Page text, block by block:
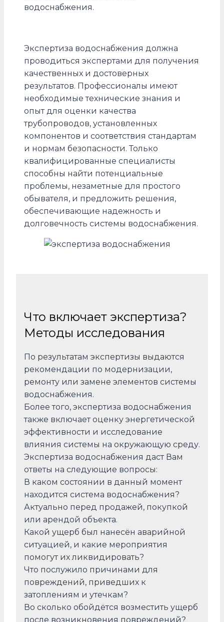
водоснабжения.
Экспертиза водоснабжения должна
проводиться экспертами для получения
качественных и достоверных
результатов. Профессионалы имеют
необходимые технические знания и
опыт для оценки качества
трубопроводов, установленных
компонентов и соответствия стандартам
и нормам безопасности. Только
квалифицированные специалисты
способны найти потенциальные
проблемы, незаметные для простого
обывателя, и предложить решения,
обеспечивающие надежность и
долговечность системы водоснабжения.
Что включает экспертиза?
Методы исследования
По результатам экспертизы выдаются
рекомендации по модернизации,
ремонту или замене элементов системы
водоснабжения.
Более того, экспертиза водоснабжения
также включает оценку энергетической
эффективности и исследование
влияния системы на окружающую среду.
Экспертиза водоснабжения даст Вам
ответы на следующие вопросы:
В каком состоянии в данный момент
находится система водоснабжения?
Актуально перед продажей, покупкой
или арендой объекта.
Какой ущерб был нанесён аварийной
ситуацией, и какие мероприятия
помогут их ликвидировать?
Что послужило причинами для
повреждений, приведших к
затоплениям и утечкам?
Во сколько обойдётся возместить ущерб
после возникновения повреждений?